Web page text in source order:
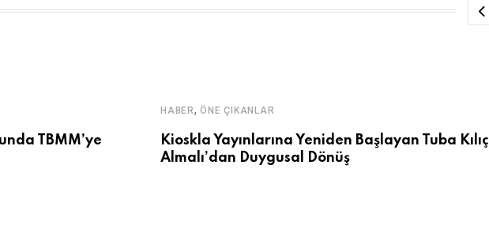
TBMM’ye
HABER, ÖNE ÇIKANLAR
Kioskla Yayınlarına Yeniden Başlayan Tuba Kılıç
Almalı’dan Duygusal Dönüş